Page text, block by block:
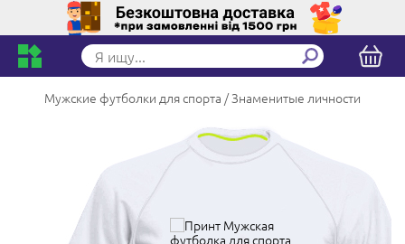
Мужские футболки для спорта Знаменитые личности